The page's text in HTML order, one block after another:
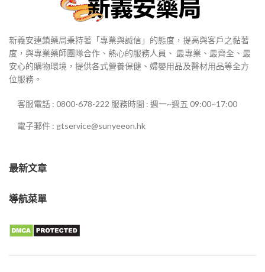
新義安連鎖藥局秉持著「專業與誠信」的態度，提高與客戶之黏著
度，與專業藥師團隊合作、熱心的服務人員、 最專業、最齊全、最
安心的購物環境，提供各式營養保健、婦嬰用品及醫材用品等全方
位服務。
客服電話 : 0800-678-222 服務時間 : 週一~週五 09:00~17:00
電子郵件 : gtservice@sunyeeon.hk
最新文章
導航菜單